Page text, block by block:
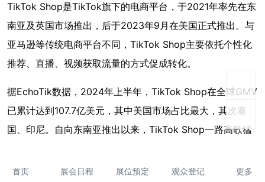
TikTok Shop是TikTok旗下的电商平台，于2021年率先在东
南亚及英国市场推出，后于2023年9月在美国正式推出。与
亚马逊等传统电商平台不同，TikTok Shop主要依托个性化
推荐、直播、视频获取流量的方式促成转化。
据EchoTik数据，2024年上半年，TikTok Shop在全球GMV
已累计达到107.7亿美元，其中美国市场占比最大，其次泰
国、印尼。自向东南亚推出以来，TikTok Shop一路高歌猛
场份额已占28%。
首页 展会日程 展位预定 观众登记 更多